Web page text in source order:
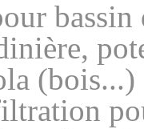
(bois...)